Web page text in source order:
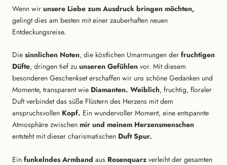
Wenn wir unsere Liebe zum Ausdruck bringen möchten,
gelingt dies am besten mit einer zauberhaften neuen
Entdeckungsreise.
Die sinnlichen Noten, die köstlichen Umarmungen der fruchtigen
Düfte, dringen tief zu unseren Gefühlen vor. Mit diesem
besonderen Geschenkset erschaffen wir uns schöne Gedanken und
Momente, transparent wie Diamanten. Weiblich, fruchtig, floraler
Duft verbindet das süße Flüstern des Herzens mit dem
anspruchsvollen Kopf. Ein wundervoller Moment, eine entspannte
Atmosphäre zwischen mir und meinem Herzensmenschen
entsteht mit dieser charismatischen Duft Spur.
Ein funkelndes Armband aus Rosenquarz verleiht der gesamten